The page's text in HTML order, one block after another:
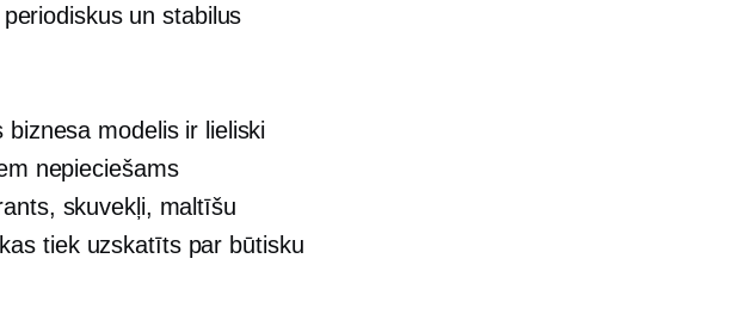
un stabilus
modelis ir lieliski
nepieciešams
skuvekļi, maltīšu
tiek uzskatīts par būtisku